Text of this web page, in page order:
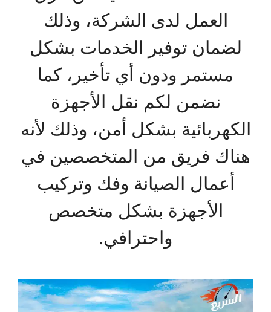
العمل لدى الشركة، وذلك
لضمان توفير الخدمات بشكل
مستمر ودون أي تأخير، كما
نضمن لكم نقل الأجهزة
الكهربائية بشكل أمن، وذلك لأنه
هناك فريق من المتخصصين في
أعمال الصيانة وفك وتركيب
الأجهزة بشكل متخصص
واحترافي.